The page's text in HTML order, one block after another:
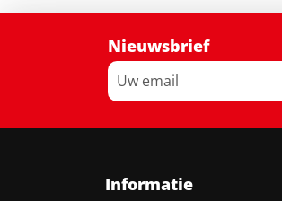
Nieuwsbrief
Informatie